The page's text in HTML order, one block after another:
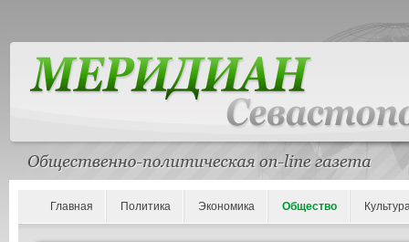
Главная Политика Экономика Общество